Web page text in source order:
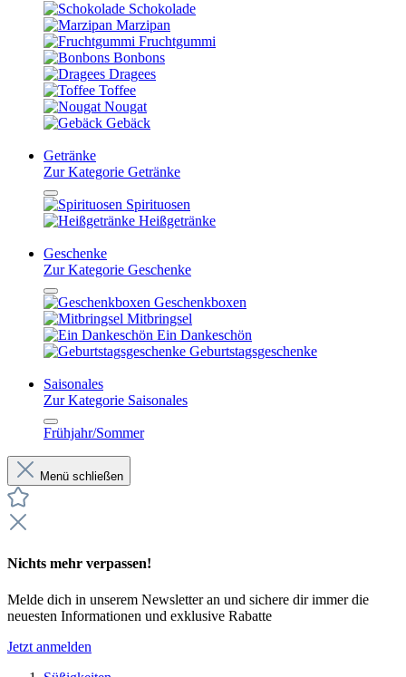
Schokolade
Marzipan
Fruchtgummi
Bonbons
Dragees
Toffee
Nougat
Gebäck
Getränke
Zur Kategorie Getränke
Spirituosen
Heißgetränke
Geschenke
Zur Kategorie Geschenke
Geschenkboxen
Mitbringsel
Ein Dankeschön
Geburtstagsgeschenke
Saisonales
Zur Kategorie Saisonales
Frühjahr/Sommer
Menü schließen
Nichts mehr verpassen!
Melde dich in unserem Newsletter an und sichere dir immer die
neuesten Informationen und exklusive Rabatte
Jetzt anmelden